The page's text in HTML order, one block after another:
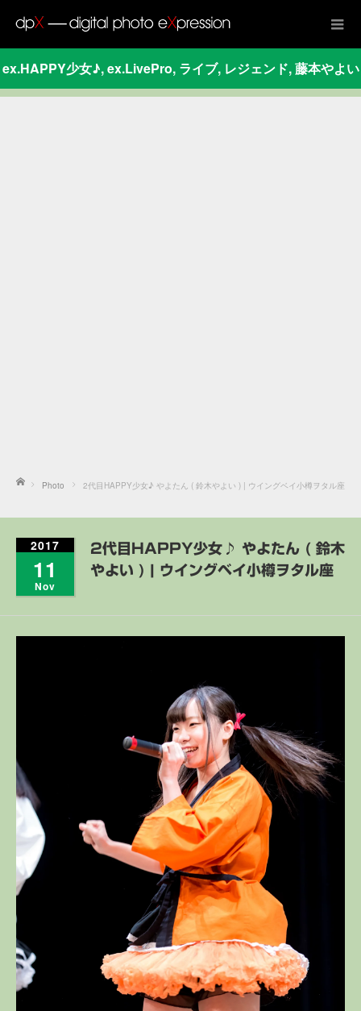
ex.HAPPY少女♪,ex.LivePro, ライブ, レジェンド,藤本やよい
Home Photo 2代目HAPPY少女♪ やよたん ( 鈴木やよい ) | ウイングベイ小樽ヲタル座
2017
11
Nov
2代目HAPPY少女♪ やよたん ( 鈴木
やよい ) | ウイングベイ小樽ヲタル座